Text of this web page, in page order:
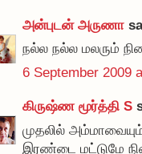
அன்புடன் அருணா
நல்ல நல்ல மலரும்
6 September 2009
கிருஷ்ண மூர்த்தி S
முதலில்
இரண்டை மட்டுமே